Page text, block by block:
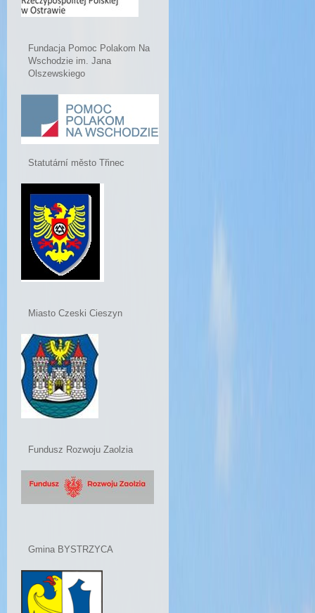
Fundacja Pomoc Polakom Na
Wschodzie im. Jana
Olszewskiego
Statutární město Třinec
Miasto Czeski Cieszyn
Fundusz Rozwoju Zaolzia
Gmina BYSTRZYCA